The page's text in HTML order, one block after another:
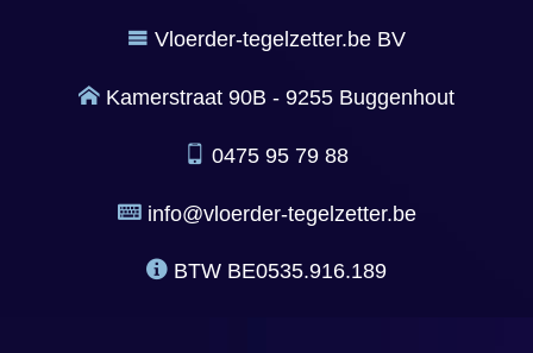
Vloerder-tegelzetter.be BV
Kamerstraat 90B - 9255 Buggenhout
0475 95 79 88
info@vloerder-tegelzetter.be
BTW BE0535.916.189